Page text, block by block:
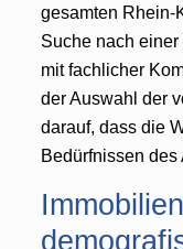
gesamten Rhein-
Suche nach
mit fachlicher
der Auswahl der
darauf, dass die
Bedürfnissen des